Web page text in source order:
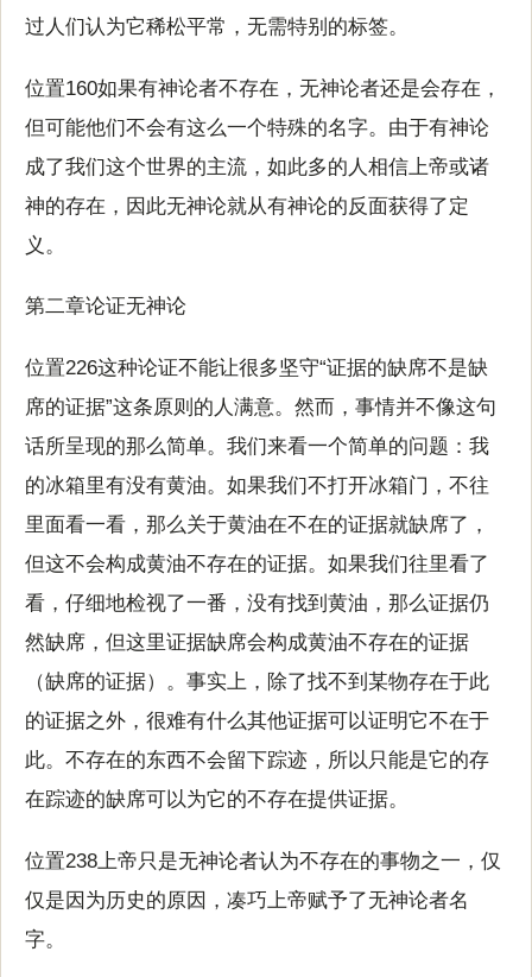
过人们认为它稀松平常，无需特别的标签。
位置160如果有神论者不存在，无神论者还是会存在，
但可能他们不会有这么一个特殊的名字。由于有神论
成了我们这个世界的主流，如此多的人相信上帝或诸
神的存在，因此无神论就从有神论的反面获得了定
义。
第二章论证无神论
位置226这种论证不能让很多坚守“证据的缺席不是缺
席的证据”这条原则的人满意。然而，事情并不像这句
话所呈现的那么简单。我们来看一个简单的问题：我
的冰箱里有没有黄油。如果我们不打开冰箱门，不往
里面看一看，那么关于黄油在不在的证据就缺席了，
但这不会构成黄油不存在的证据。如果我们往里看了
看，仔细地检视了一番，没有找到黄油，那么证据仍
然缺席，但这里证据缺席会构成黄油不存在的证据
（缺席的证据）。事实上，除了找不到某物存在于此
的证据之外，很难有什么其他证据可以证明它不在于
此。不存在的东西不会留下踪迹，所以只能是它的存
在踪迹的缺席可以为它的不存在提供证据。
位置238上帝只是无神论者认为不存在的事物之一，仅
仅是因为历史的原因，凑巧上帝赋予了无神论者名
字。